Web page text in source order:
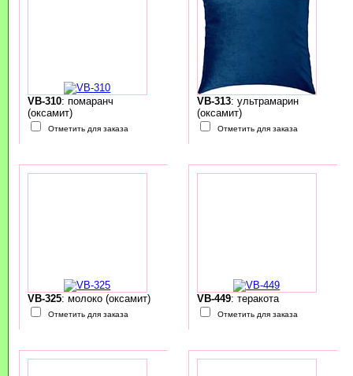
VB-310: помаранч
(оксамит)
Отметить для заказа
VB-313: ультрамарин
(оксамит)
Отметить для заказа
VB-325: молоко (оксамит)
Отметить для заказа
VB-449: теракота
Отметить для заказа